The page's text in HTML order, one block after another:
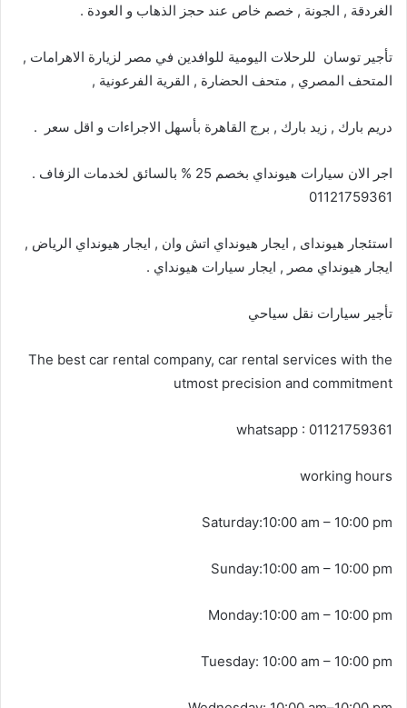
الغردقة , الجونة , خصم خاص عند حجز الذهاب و العودة .
تأجير توسان للرحلات اليومية للوافدين في مصر لزيارة الاهرامات ,
المتحف المصري , متحف الحضارة , القرية الفرعونية ,
دريم بارك , زيد بارك , برج القاهرة بأسهل الاجراءات و اقل سعر .
اجر الان سيارات هيونداي بخصم 25 % بالسائق لخدمات الزفاف .
01121759361
استئجار هيونداى , ايجار هيونداي اتش وان , ايجار هيونداي الرياض ,
ايجار هيونداي مصر , ايجار سيارات هيونداي .
تأجير سيارات نقل سياحي
The best car rental company, car rental services with the
utmost precision and commitment
whatsapp : 01121759361
working hours
Saturday:10:00 am – 10:00 pm
Sunday:10:00 am – 10:00 pm
Monday:10:00 am – 10:00 pm
Tuesday: 10:00 am – 10:00 pm